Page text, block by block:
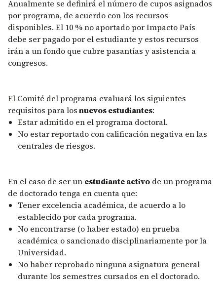
Anualmente se definirá el número de cupos asignados
por programa, de acuerdo con los recursos
disponibles. El 10 % no aportado por Impacto País
debe ser pagado por el estudiante y estos recursos
irán a un fondo que cubre pasantías y asistencia a
congresos.
El Comité del programa evaluará los siguientes
requisitos para losnuevos estudiantes:
Estar admitido en el programa doctoral.
No estar reportado con calificación negativa en las
centrales de riesgos.
En el caso de ser un estudiante activo de un programa
de doctorado tenga en cuenta que:
Tener excelencia académica, de acuerdo a lo
establecido por cada programa.
No encontrarse (o haber estado) en prueba
académica o sancionado disciplinariamente por la
Universidad.
No haber reprobado ninguna asignatura general
durante los semestres cursados en el doctorado.